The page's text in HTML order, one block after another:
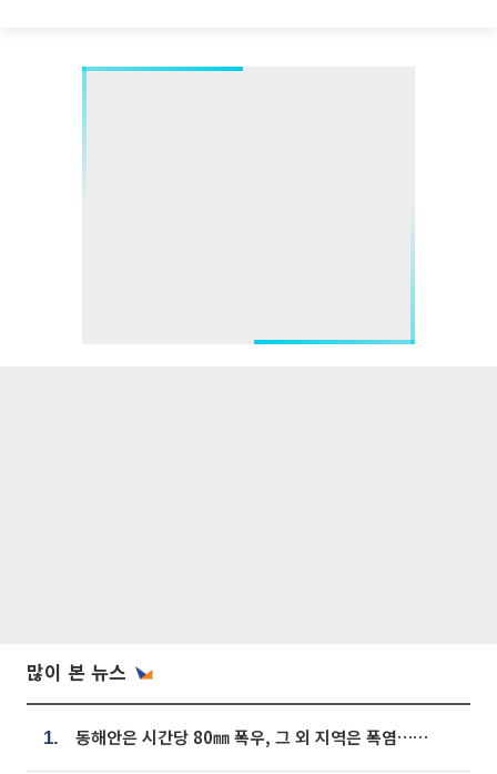
많이 본 뉴스
1. 동해안은 시간당 80㎜ 폭우, 그 외 지역은 폭염…‘극과 극 날씨’